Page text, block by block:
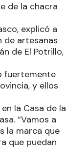
de la chacra
explicó a
de artesanas
de El Potrillo,
fuertemente
y ellos
la Casa de la
“Vamos a
la marca que
que puedan